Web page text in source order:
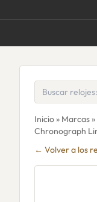
Inicio» Marcas»
Chronograph
← Volver a los